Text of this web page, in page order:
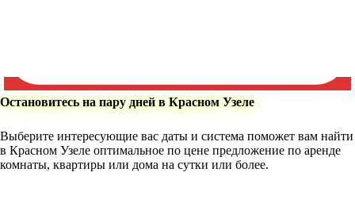
Остановитесь на пару дней в Красном Узеле
Выберите интересующие вас даты и система поможет вам найти
в Красном Узеле оптимальное по цене предложение по аренде
комнаты, квартиры или дома на сутки или более.